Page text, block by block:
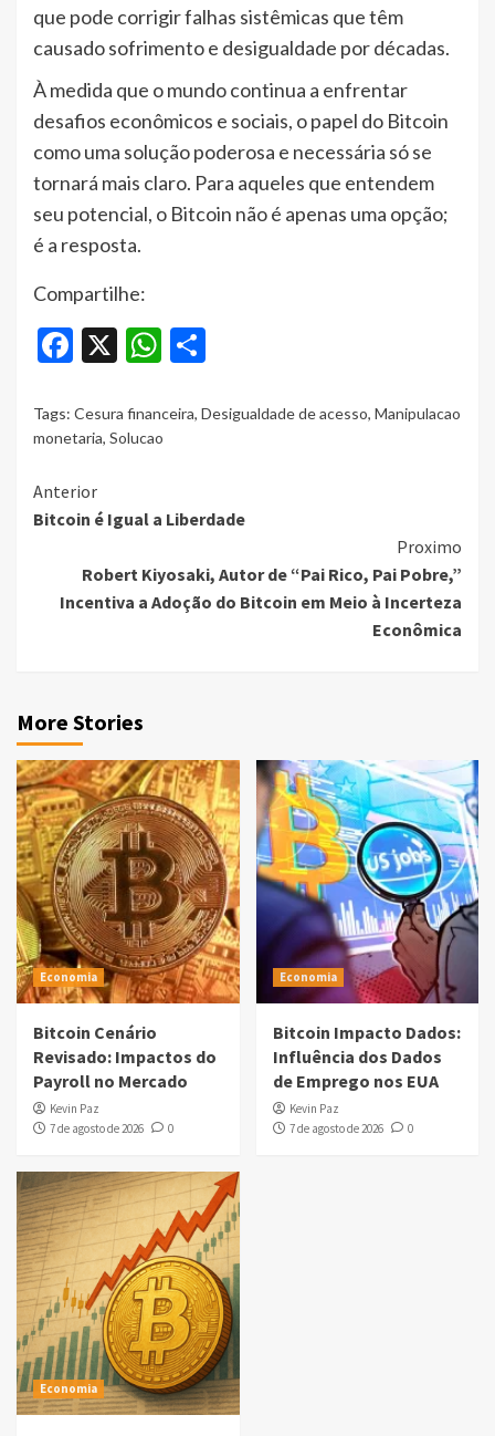
que pode corrigir falhas sistêmicas que têm
causado sofrimento e desigualdade por décadas.
À medida que o mundo continua a enfrentar
desafios econômicos e sociais, o papel do Bitcoin
como uma solução poderosa e necessária só se
tornará mais claro. Para aqueles que entendem
seu potencial, o Bitcoin não é apenas uma opção;
é a resposta.
Compartilhe:
Facebook
X WhatsApp
Tags: Cesura financeira, Desigualdade de acesso, Manipulacao
monetaria, Solucao
Continue
Reading
Anterior
Bitcoin é Igual a Liberdade
Proximo
Robert Kiyosaki, Autor de “Pai Rico, Pai Pobre,”
Incentiva a Adoção do Bitcoin em Meio à Incerteza
Econômica
More Stories
Economia
Bitcoin Cenário
Revisado: Impactos do
Payroll no Mercado
Kevin Paz
7 de agosto de 2026
0
Economia
Bitcoin Impacto Dados:
Influência dos Dados
de Emprego nos EUA
Kevin Paz
7 de agosto de 2026
0
Economia